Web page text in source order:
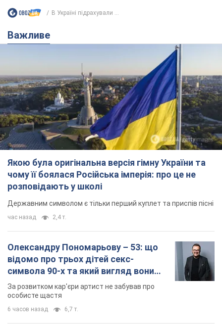
В Україні підрахували ...
Важливе
Якою була оригінальна версія гімну України та
чому її боялася Російська імперія: про це не
розповідають у школі
Державним символом є тільки перший куплет та приспів пісні
час назад 2,4 т.
Олександру Пономарьову – 53: що
відомо про трьох дітей секс-
символа 90-х та який вигляд вони
мають
За розвитком кар'єри артист не забував про
особисте щастя
6 часов назад 6,7 т.